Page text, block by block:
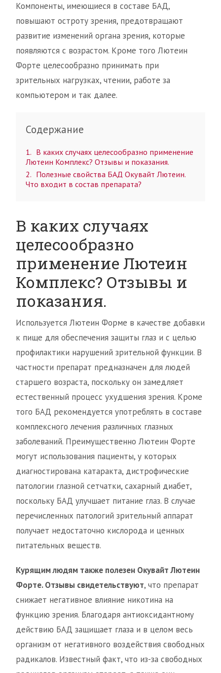
Компоненты, имеющиеся в составе БАД,
повышают остроту зрения, предотвращают
развитие изменений органа зрения, которые
появляются с возрастом. Кроме того Лютеин
Форте целесообразно принимать при
зрительных нагрузках, чтении, работе за
компьютером и так далее.
Содержание
1
В каких случаях целесообразно применение
Лютеин Комплекс? Отзывы и показания.
2
Полезные свойства БАД Окувайт Лютеин.
Что входит в состав препарата?
В каких случаях
целесообразно
применение Лютеин
Комплекс? Отзывы и
показания.
Используется Лютеин Форме в качестве добавки
к пище для обеспечения защиты глаз и с целью
профилактики нарушений зрительной функции. В
частности препарат предназначен для людей
старшего возраста, поскольку он замедляет
естественный процесс ухудшения зрения. Кроме
того БАД рекомендуется употреблять в составе
комплексного лечения различных глазных
заболеваний. Преимущественно Лютеин Форте
могут использования пациенты, у которых
диагностирована катаракта, дистрофические
патологии глазной сетчатки, сахарный диабет,
поскольку БАД улучшает питание глаз. В случае
перечисленных патологий зрительный аппарат
получает недостаточно кислорода и ценных
питательных веществ.
Курящим людям также полезен Окувайт Лютеин
Форте. Отзывы свидетельствуют, что препарат
снижает негативное влияние никотина на
функцию зрения. Благодаря антиоксидантному
действию БАД защищает глаза и в целом весь
организм от негативного воздействия свободных
радикалов. Известный факт, что из-за свободных